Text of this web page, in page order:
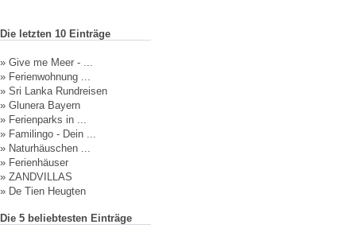
Die letzten 10 Einträge
» Give me Meer - ...
» Ferienwohnung ...
» Sri Lanka Rundreisen
» Glunera Bayern
» Ferienparks in ...
» Familingo - Dein ...
» Naturhäuschen ...
» Ferienhäuser
» ZANDVILLAS
» De Tien Heugten
Die 5 beliebtesten Einträge